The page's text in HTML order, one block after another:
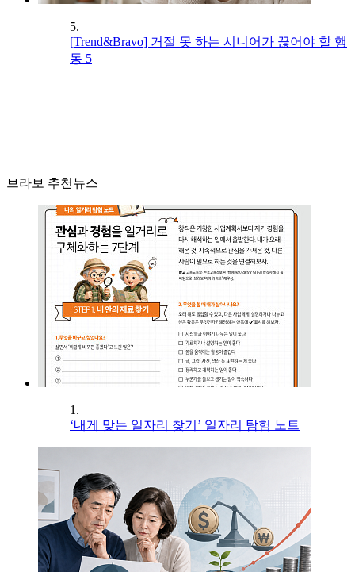
5.
[Trend&Bravo] 거절 못 하는 시니어가 끊어야 할 행
동 5
브라보 추천뉴스
1.
‘내게 맞는 일자리 찾기’ 일자리 탐험 노트